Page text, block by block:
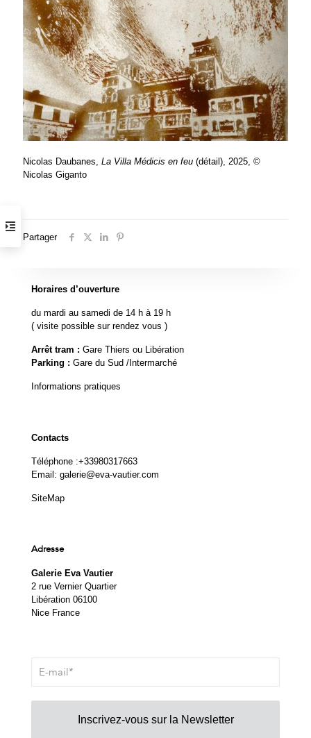
Nicolas Daubanes, La Villa Médicis en feu (détail), 2025, ©
Nicolas Giganto
Partager
Horaires d’ouverture
du mardi au samedi de 14 h à 19 h
( visite possible sur rendez vous )
Arrêt tram : Gare Thiers ou Libération
Parking : Gare du Sud /Intermarché
Informations pratiques
Contacts
Téléphone :+33980317663
Email: galerie@eva-vautier.com
SiteMap
Adresse
Galerie Eva Vautier
2 rue Vernier Quartier
Libération 06100
Nice France
Inscrivez-vous sur la Newsletter